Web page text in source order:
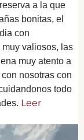
a la que
bonitas, el
con
valiosos, las
muy atento a
nosotras con
todo
Leer